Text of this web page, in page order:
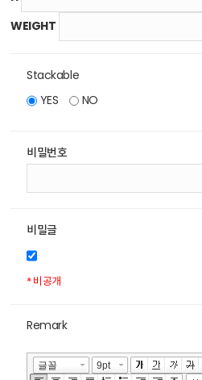
WEIGHT
Stackable
YES
NO
비밀번호
비밀글
* 비공개
Remark